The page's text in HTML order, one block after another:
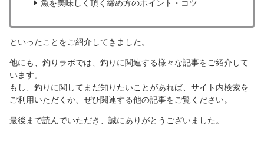
魚を美味しく頂く締め方のポイント・コツ
といったことをご紹介してきました。
他にも、釣りラボでは、釣りに関連する様々な記事をご紹介して
います。
もし、釣りに関してまだ知りたいことがあれば、サイト内検索を
ご利用いただくか、ぜひ関連する他の記事をご覧ください。
最後まで読んでいただき、誠にありがとうございました。